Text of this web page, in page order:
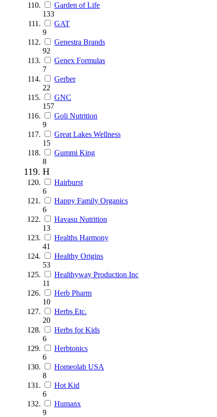
Garden of Life
133
GAT
9
Genestra Brands
92
Genex Formulas
7
Gerber
22
GNC
157
Goli Nutrition
9
Great Lakes Wellness
15
Gummi King
8
H
Hairburst
6
Happy Family Organics
6
Havasu Nutrition
13
Healths Harmony
41
Healthy Origins
53
Healthyway Production Inc
11
Herb Pharm
10
Herbs Etc.
20
Herbs for Kids
6
Herbtonics
6
Homeolab USA
8
Hot Kid
6
Humanx
9